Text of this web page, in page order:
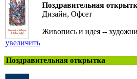
увеличить
Поздравительная
Дизайн, Офсет
Живопись и идея --
Поздравительная открытка